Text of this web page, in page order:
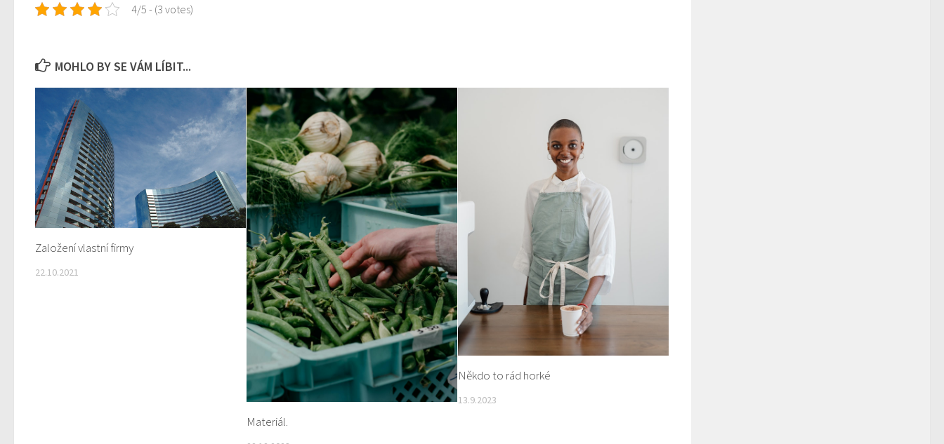
4/5 - (3 votes)
MOHLO BY SE VÁM LÍBIT...
Založení vlastní firmy
22.10.2021
Materiál.
Někdo to rád horké
13.9.2023